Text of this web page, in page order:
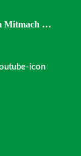
Mitmach …